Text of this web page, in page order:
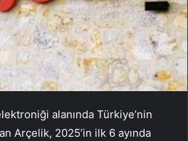
alanında Türkiye’nin
Arçelik, 2025’in ilk 6 ayında